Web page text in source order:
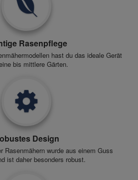
Rasenpflege
hast du das ideale Gerät
bis mittlere Gärten.
Design
Rasenmähern wurde aus einem Guss
ist daher besonders robust.